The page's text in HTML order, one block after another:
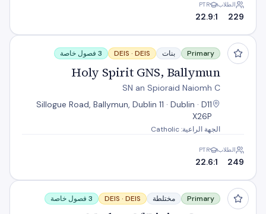
الطلاب
229
PTR
22.9:1
Holy Spirit GNS, Ballymun
Primary بنات DEIS · DEIS 3 فصول خاصة
Holy Spirit GNS, Ballymun
SN an Spioraid Naiomh C
Sillogue Road, Ballymun, Dublin 11 · Dublin · D11
X26P
الجهة الراعية: Catholic
الطلاب
249
PTR
22.6:1
Mother Of Divine Grace
Primary مختلطة DEIS · DEIS 3 فصول خاصة